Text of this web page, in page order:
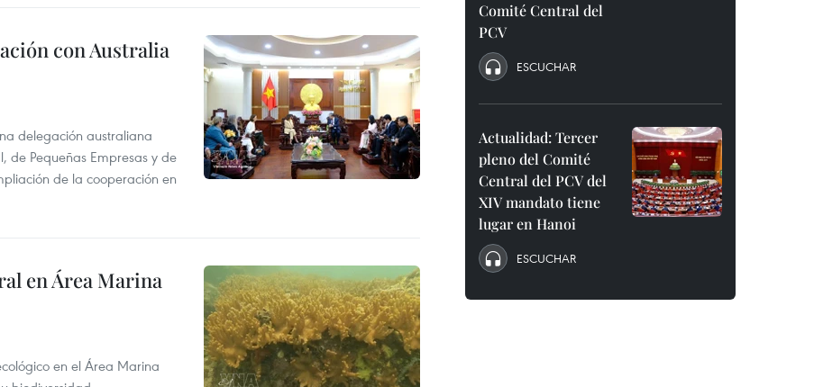
con Australia
delegación australiana
de Pequeñas Empresas y de
de la cooperación en
en Área Marina
en el Área Marina
Comité Central del
PCV
ESCUCHAR
Actualidad: Tercer
pleno del Comité
Central del PCV del
XIV mandato tiene
lugar en Hanoi
ESCUCHAR